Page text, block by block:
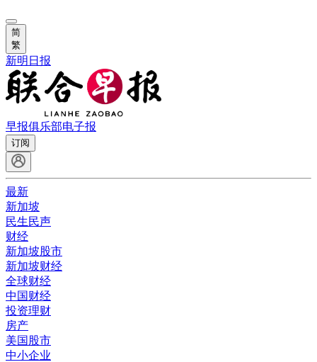
简
繁
新明日报
早报俱乐部电子报
订阅
最新
新加坡
民生民声
财经
新加坡股市
新加坡财经
全球财经
中国财经
投资理财
房产
美国股市
中小企业